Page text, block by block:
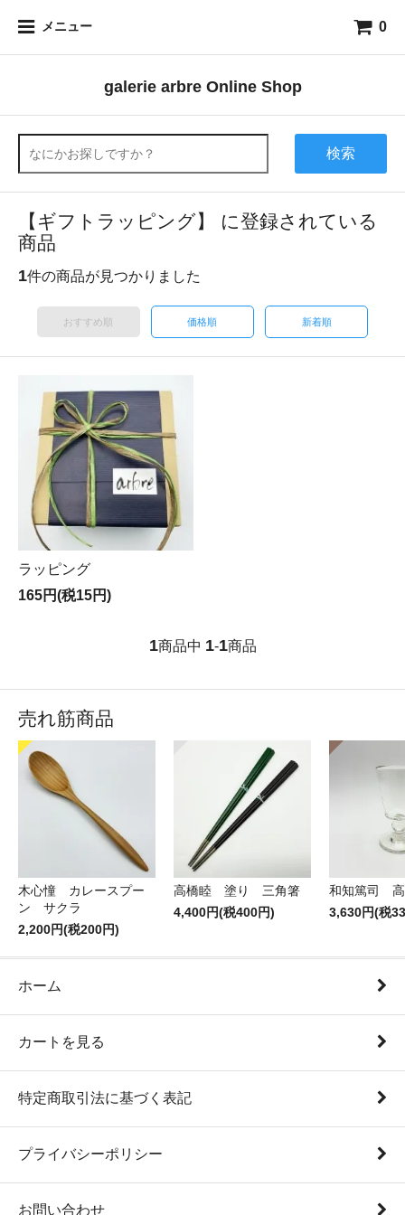
メニュー 0
galerie arbre Online Shop
検索
【ギフトラッピング】 に登録されている
商品
1件の商品が見つかりました
おすすめ順 価格順 新着順
ラッピング
165円(税15円)
1商品中 1-1商品
売れ筋商品
木心憧 カレースプー
ン サクラ
2,200円(税200円)
高橋睦 塗り 三角箸
4,400円(税400円)
和知篤司
3,630円(税
ホーム
カートを見る
特定商取引法に基づく表記
プライバシーポリシー
お問い合わせ